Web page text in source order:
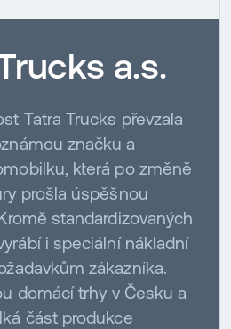
a.s.
Tatra Trucks převzala
značku a
která po změně
prošla úspěšnou
standardizovaných
i speciální nákladní
zákazníka.
domácí trhy v Česku a
část produkce